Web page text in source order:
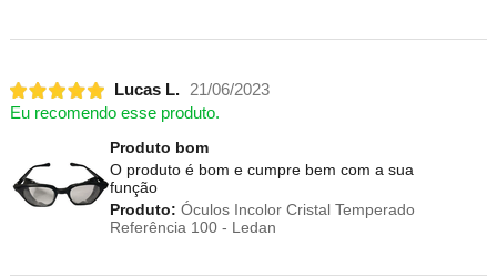
Lucas L. 21/06/2023
Eu recomendo esse produto.
Produto bom
O produto é bom e cumpre bem com a sua
função
Produto: Óculos Incolor Cristal Temperado
Referência 100 - Ledan